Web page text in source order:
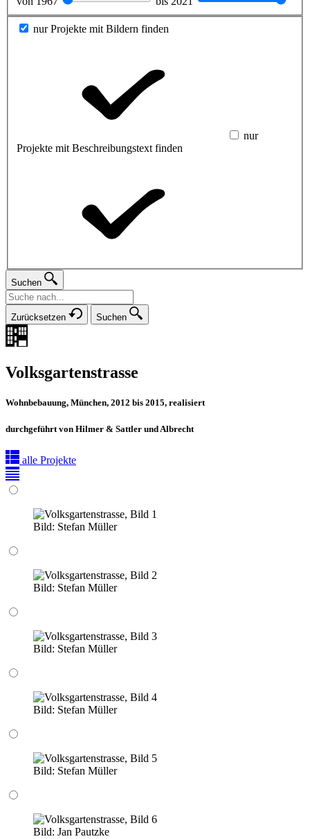
nur Projekte mit Bildern finden
nur
Projekte mit Beschreibungstext finden
Suchen
Zurücksetzen Suchen
Volksgartenstrasse
Wohnbebauung, München, 2012 bis 2015, realisiert
durchgeführt von Hilmer & Sattler und Albrecht
alle Projekte
Bild: Stefan Müller
Bild: Stefan Müller
Bild: Stefan Müller
Bild: Stefan Müller
Bild: Stefan Müller
Bild: Jan Pautzke